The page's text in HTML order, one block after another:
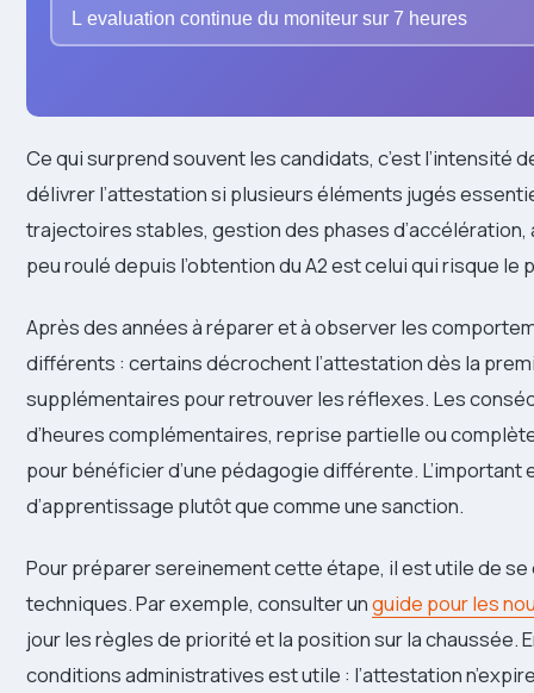
L evaluation continue du moniteur sur 7 heures
Ce qui surprend souvent les candidats, c’est l’intensité
délivrer l’attestation si plusieurs éléments jugés
trajectoires stables, gestion des phases
peu roulé depuis l’obtention du A2 est celui qui risque
Après des années à réparer et à observer les
différents : certains décrochent l’attestation dès la
supplémentaires pour retrouver les réflexes. Les
d’heures complémentaires, reprise partielle ou
pour bénéficier d’une pédagogie différente. L’important
d’apprentissage plutôt que comme une sanction.
Pour préparer sereinement cette étape, il est utile de
techniques. Par exemple, consulter unguide pour les
jour les règles de priorité et la position sur la chaussée.
conditions administratives est utile : l’attestation